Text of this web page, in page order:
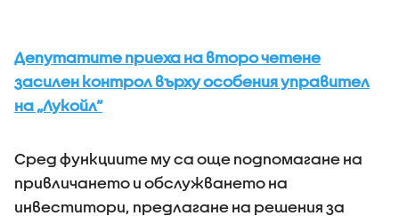
Депутатите приеха на второ четене
засилен контрол върху особения управител
на „Лукойл“
Сред функциите му са още подпомагане на
привличането и обслужването на
инвеститори, предлагане на решения за